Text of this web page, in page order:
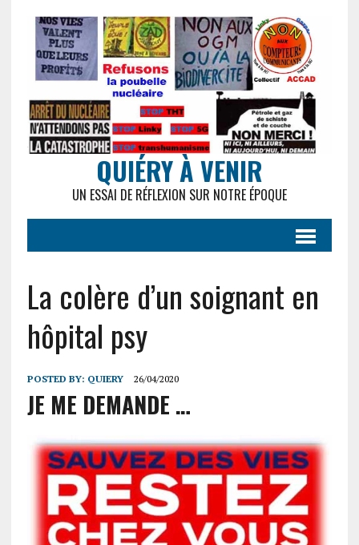
QUIÉRY À VENIR
UN ESSAI DE RÉFLEXION SUR NOTRE ÉPOQUE
La colère d’un soignant en
hôpital psy
POSTED BY: QUIERY 26/04/2020
JE ME DEMANDE …